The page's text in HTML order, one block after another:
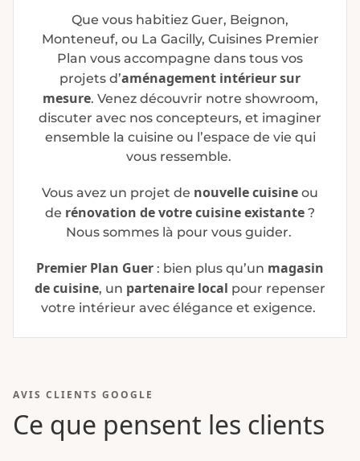
Que vous habitiez Guer, Beignon,
Monteneuf, ou La Gacilly, Cuisines Premier
Plan vous accompagne dans tous vos
projets d’aménagement intérieur sur
mesure. Venez découvrir notre showroom,
discuter avec nos concepteurs, et imaginer
ensemble la cuisine ou l’espace de vie qui
vous ressemble.
Vous avez un projet de nouvelle cuisine ou
de rénovation de votre cuisine existante ?
Nous sommes là pour vous guider.
Premier Plan Guer : bien plus qu’un magasin
de cuisine, un partenaire local pour repenser
votre intérieur avec élégance et exigence.
AVIS CLIENTS GOOGLE
Ce que pensent les clients